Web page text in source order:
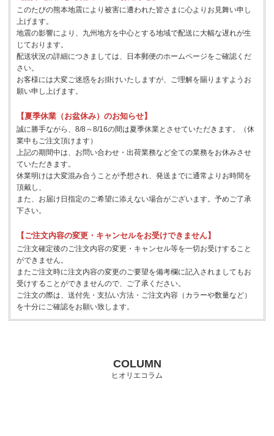
このたびの熊本地震により被害に遭われた皆さまに心よりお見舞い申し
上げます。
地震の影響により、九州地方を中心とする地域で配送に大幅な遅れが生
じております。
配送状況の詳細につきましては、日本郵便のホームページをご確認くだ
さい。
お客様には大変ご迷惑をお掛けいたしますが、ご理解を賜りますようお
願い申し上げます。
【夏季休業（お盆休み）のお知らせ】
誠に勝手ながら、8/8～8/16の間は夏季休業とさせていただきます。（休
業中もご注文頂けます）
上記の期間中は、お問い合わせ・出荷業務など全ての業務をお休みさせ
ていただきます。
休業明けは大変混み合うことが予想され、発送までに通常よりお時間を
頂戴し、
また、お届け日指定のご希望に添えない場合がございます。予めご了承
下さい。
【ご注文内容の変更・キャンセルをお受けできません】
ご注文確定後のご注文内容の変更・キャンセル等を一切お受けすること
ができません。
またご注文時に注文内容の変更のご要望を備考欄に記入されましてもお
受けすることができませんので、ご了承ください。
ご注文の際は、送付先・支払い方法・ご注文内容（カラーや数量など）
を十分にご確認をお願い致します。
COLUMN
ヒオリエコラム